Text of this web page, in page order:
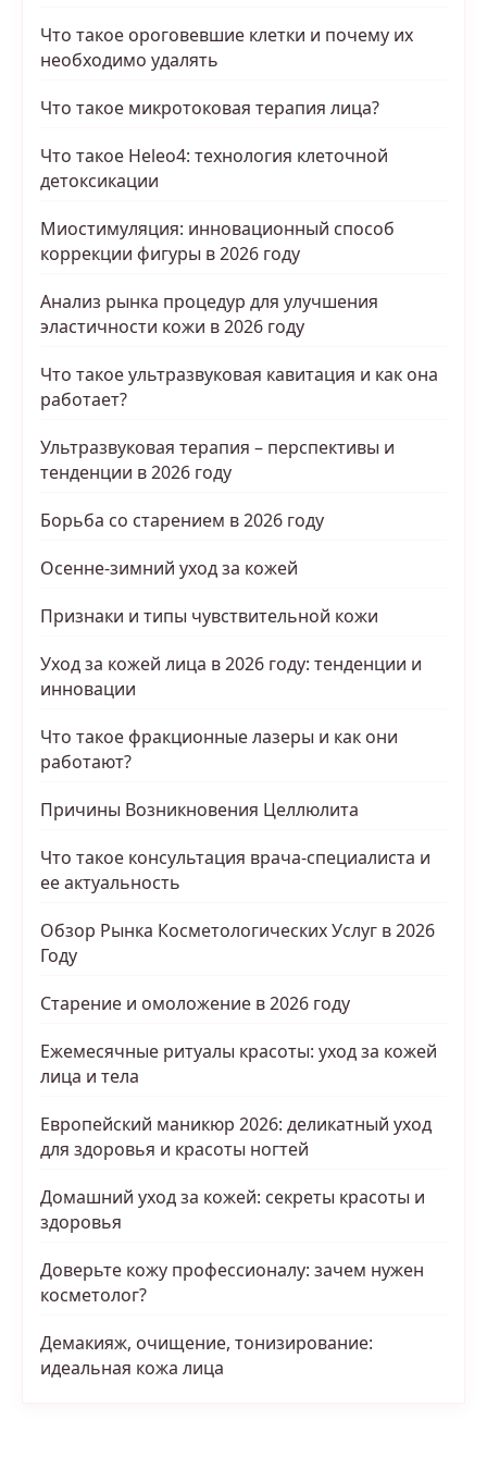
Что такое ороговевшие клетки и почему их
необходимо удалять
Что такое микротоковая терапия лица?
Что такое Heleo4: технология клеточной
детоксикации
Миостимуляция: инновационный способ
коррекции фигуры в 2026 году
Анализ рынка процедур для улучшения
эластичности кожи в 2026 году
Что такое ультразвуковая кавитация и как она
работает?
Ультразвуковая терапия – перспективы и
тенденции в 2026 году
Борьба со старением в 2026 году
Осенне-зимний уход за кожей
Признаки и типы чувствительной кожи
Уход за кожей лица в 2026 году: тенденции и
инновации
Что такое фракционные лазеры и как они
работают?
Причины Возникновения Целлюлита
Что такое консультация врача-специалиста и
ее актуальность
Обзор Рынка Косметологических Услуг в 2026
Году
Старение и омоложение в 2026 году
Ежемесячные ритуалы красоты: уход за кожей
лица и тела
Европейский маникюр 2026: деликатный уход
для здоровья и красоты ногтей
Домашний уход за кожей: секреты красоты и
здоровья
Доверьте кожу профессионалу: зачем нужен
косметолог?
Демакияж, очищение, тонизирование:
идеальная кожа лица